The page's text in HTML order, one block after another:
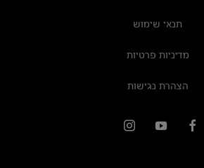
תנאי שימוש
מדיניות פרטיות
הצהרת נגישות